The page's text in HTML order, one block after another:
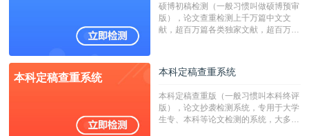
硕博初稿检测（一般习惯叫做硕博预审
版），论文查重检测上千万篇中文文
献，超百万篇各类独家文献，超百万港
校用来检测硕博论文的系统，检测范围
广，数据来源真实，检测算法合理!本
字符数30万）
本科定稿查重系统 本科定稿查重系统
本科定稿查重版（一般习惯叫本科终评
版），论文抄袭检测系统，专用于大学
生专、本科等论文检测的系统，大多数